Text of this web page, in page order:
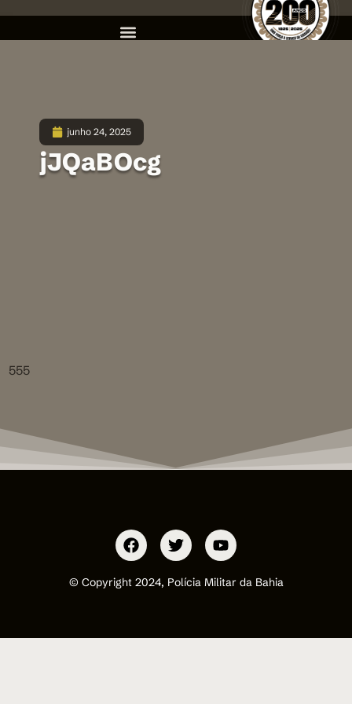
junho 24, 2025
jJQaBOcg
555
© Copyright 2024, Polícia Militar da Bahia